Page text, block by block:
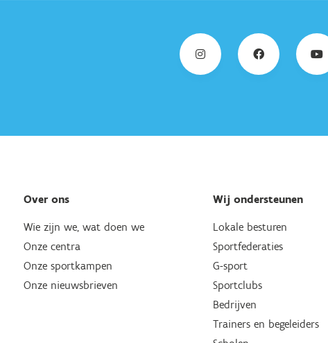
Over ons
Wie zijn we, wat doen we
Onze centra
Onze sportkampen
Onze nieuwsbrieven
Wij ondersteunen
Lokale besturen
Sportfederaties
G-sport
Sportclubs
Bedrijven
Trainers en begeleiders